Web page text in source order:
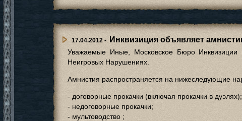
17.04.2012 - Инквизиция объявляет
Уважаемые Иные, Московское Бюро
Неигровых Нарушениях.
Амнистия распространяется на нижеследующие
- договорные прокачки (включая прокачки в дуэлях);
- недоговорные прокачки;
- мультоводство ;